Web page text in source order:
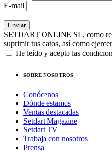
E-mail
SETDART ONLINE SL, como
suprimir tus datos, así como
He leído y acepto las
SOBRE NOSOTROS
Conócenos
Dónde estamos
Ventas destacadas
Setdart Magazine
Setdart TV
Trabaja con nosotros
Prensa